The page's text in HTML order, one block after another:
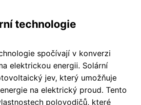
technologie
spočívají v konverzi
elektrickou energii. Solární
jev, který umožňuje
na elektrický proud. Tento
polovodičů, které